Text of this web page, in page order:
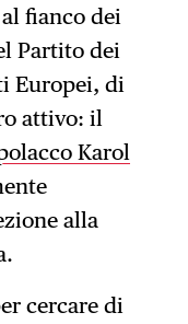
fianco dei
Partito dei
Europei, di
attivo: il
Karol
alla
cercare di